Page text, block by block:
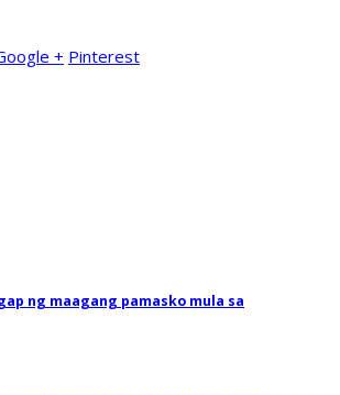
+ Pinterest
ng maagang pamasko mula sa